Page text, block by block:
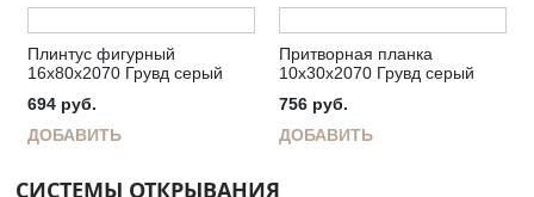
Плинтус фигурный
16х80х2070 Грувд серый
694 руб.
ДОБАВИТЬ
Притворная планка
10х30х2070 Грувд серый
756 руб.
ДОБАВИТЬ
СИСТЕМЫ ОТКРЫВАНИЯ